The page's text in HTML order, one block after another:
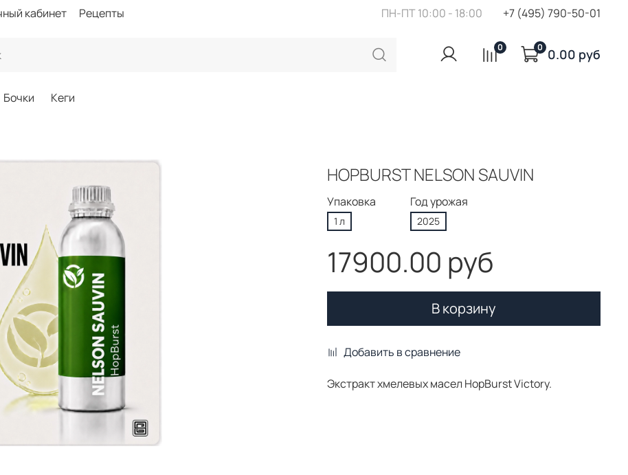
кабинет Рецепты ПН-ПТ 10:00 - 18:00 +7 (495) 790-50-01
0 0 0.00 руб
Бочки Кеги
HOPBURST NELSON SAUVIN
Упаковка
1 л
Год урожая
2025
17900.00 руб
В корзину
Добавить в сравнение
Экстракт хмелевых масел HopBurst Victory.